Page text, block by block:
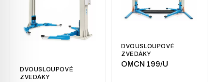
DVOUSLOUPOVÉ
ZVEDÁKY
DVOUSLOUPOVÉ
ZVEDÁKY
OMCN 199/U